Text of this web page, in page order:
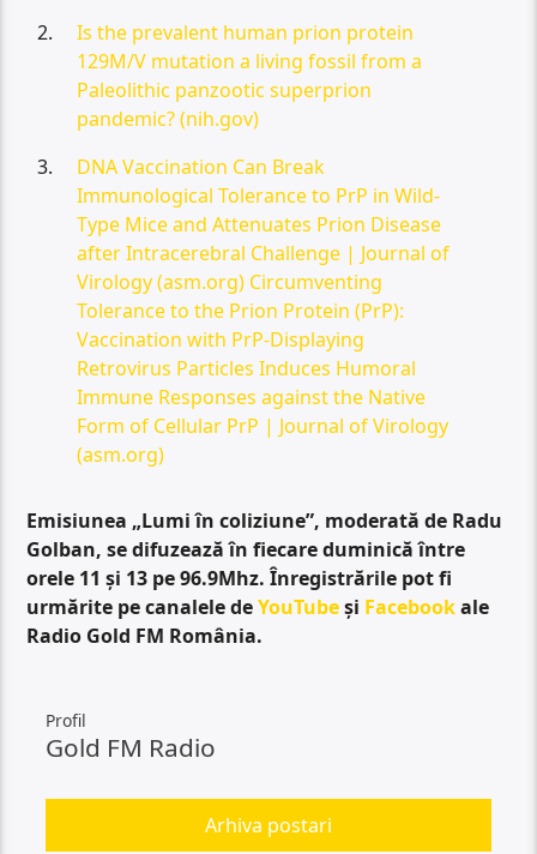
Is the prevalent human prion protein
129M/V mutation a living fossil from a
Paleolithic panzootic superprion
pandemic? (nih.gov)
DNA Vaccination Can Break
Immunological Tolerance to PrP in Wild-
Type Mice and Attenuates Prion Disease
after Intracerebral Challenge | Journal of
Virology (asm.org) Circumventing
Tolerance to the Prion Protein (PrP):
Vaccination with PrP-Displaying
Retrovirus Particles Induces Humoral
Immune Responses against the Native
Form of Cellular PrP | Journal of Virology
(asm.org)
Emisiunea „Lumi în coliziune”, moderată de Radu
Golban, se difuzează în fiecare duminică între
orele 11 și 13 pe 96.9Mhz. Înregistrările pot fi
urmărite pe canalele deYouTubeși Facebookale
Radio Gold FM România.
Profil
Gold FM Radio
Arhiva postari